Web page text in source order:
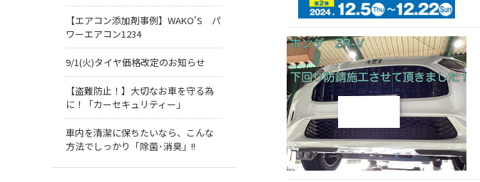
【エアコン添加剤事例】WAKO'S パ
ワーエアコン1234
9/1(火)タイヤ価格改定のお知らせ
【盗難防止！】大切なお車を守る為
に！「カーセキュリティー」
車内を清潔に保ちたいなら、こんな
方法でしっかり「除菌･消臭」!!